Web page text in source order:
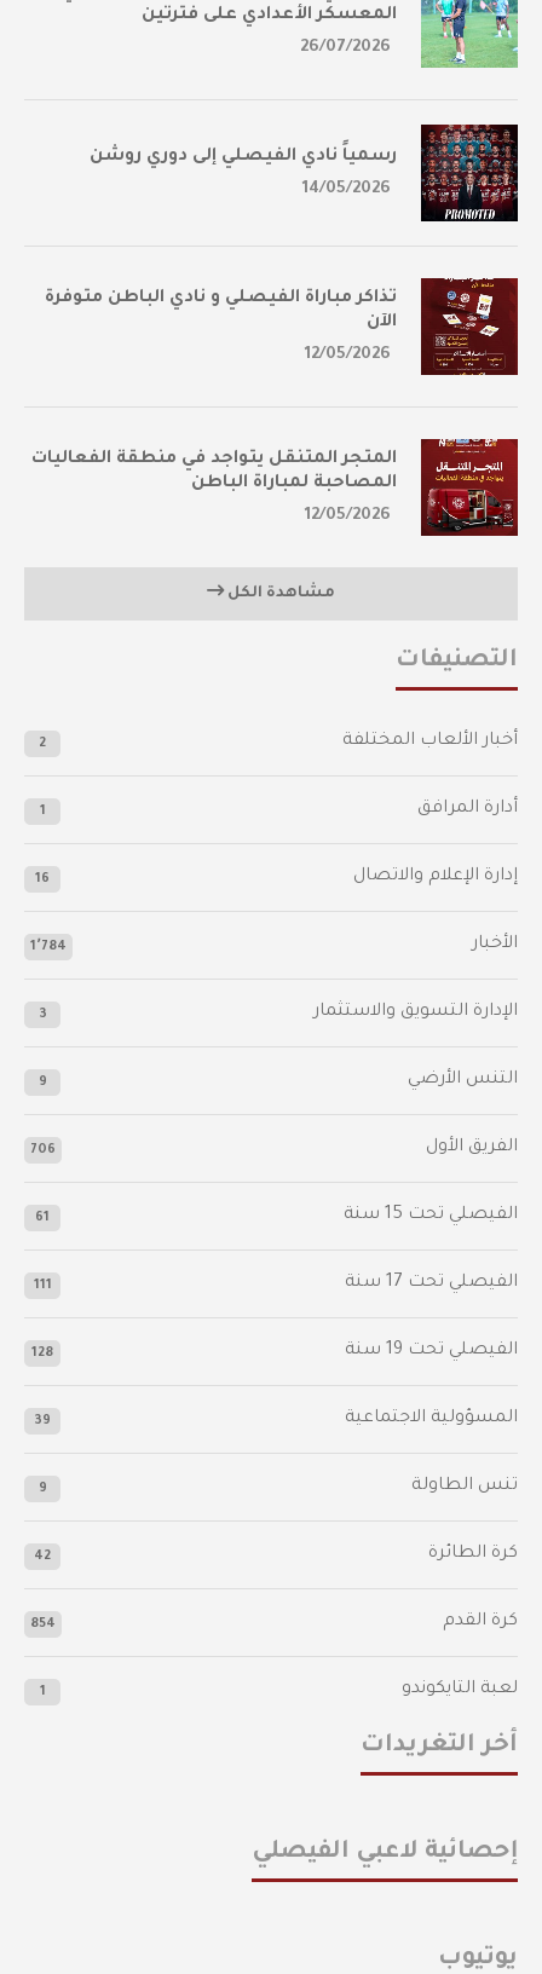
المعسكر الأعدادي على فترتين
26/07/2026
رسمياً نادي الفيصلي إلى دوري روشن
14/05/2026
تذاكر مباراة الفيصلي و نادي الباطن متوفرة
الآن
12/05/2026
المتجر المتنقل يتواجد في منطقة الفعاليات
المصاحبة لمباراة الباطن
12/05/2026
مشاهدة الكل
التصنيفات
أخبار الألعاب المختلفة 2
أدارة المرافق 1
إدارة الإعلام والاتصال 16
الأخبار 1٬784
الإدارة التسويق والاستثمار 3
التنس الأرضي 9
الفريق الأول 706
الفيصلي‬⁩ تحت 15 سنة 61
‫الفيصلي‬⁩ تحت 17 سنة 111
الفيصلي‬⁩ تحت 19 سنة 128
المسؤولية الاجتماعية 39
تنس الطاولة 9
كرة الطائرة 42
كرة القدم 854
لعبة التايكوندو 1
أخر التغريدات
إحصائية لاعبي الفيصلي
يوتيوب